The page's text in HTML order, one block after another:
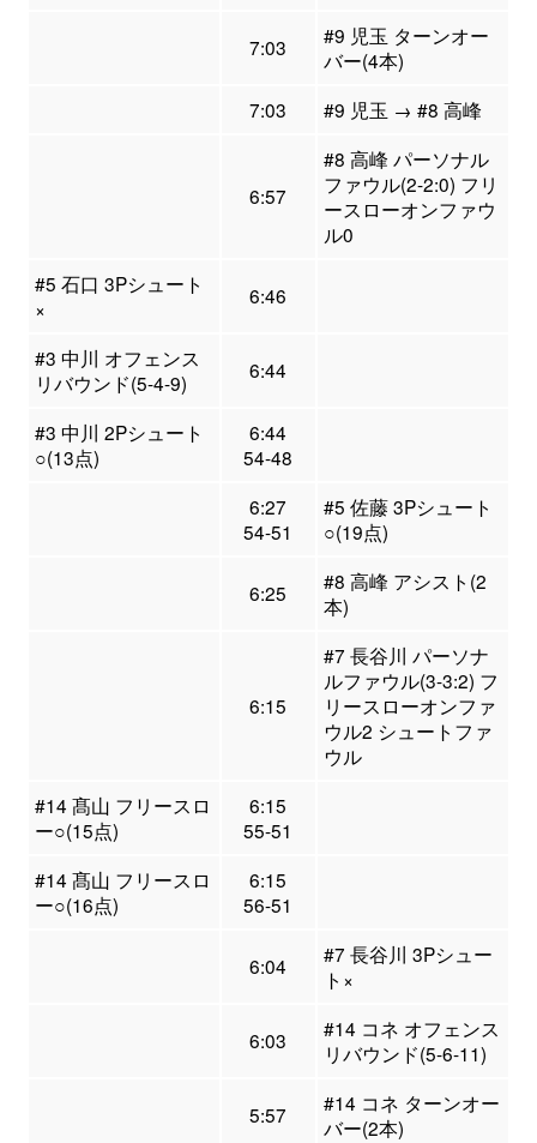
7:03
#9 児玉 ターンオー
バー(4本)
7:03
#9 児玉 → #8 高峰
6:57
#8 高峰 パーソナル
ファウル(2-2:0) フリ
ースローオンファウ
ル0
#5 石口 3Pシュート
×
6:46
#3 中川 オフェンス
リバウンド(5-4-9)
6:44
#3 中川 2Pシュート
○(13点)
6:44
54-48
6:27
54-51
#5 佐藤 3Pシュート
○(19点)
6:25
#8 高峰 アシスト(2
本)
6:15
#7 長谷川 パーソナ
ルファウル(3-3:2) フ
リースローオンファ
ウル2 シュートファ
ウル
#14 髙山 フリースロ
ー○(15点)
6:15
55-51
#14 髙山 フリースロ
ー○(16点)
6:15
56-51
6:04
#7 長谷川 3Pシュー
ト×
6:03
#14 コネ オフェンス
リバウンド(5-6-11)
5:57
#14 コネ ターンオー
バー(2本)